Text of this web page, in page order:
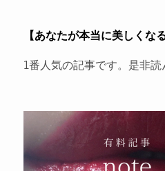
【あなたが本当に美しくな
1番人気の記事です。是非読